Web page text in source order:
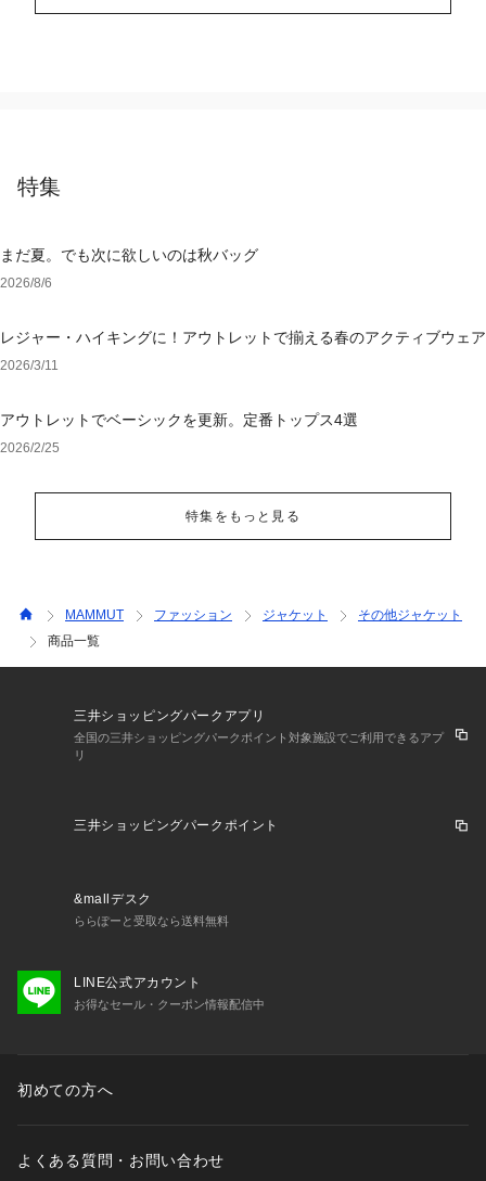
特集
まだ夏。でも次に欲しいのは秋バッグ
2026/8/6
レジャー・ハイキングに！アウトレットで揃える春のアクティブウェア
2026/3/11
アウトレットでベーシックを更新。定番トップス4選
2026/2/25
特集をもっと見る
MAMMUT ファッション ジャケット
その他ジャケット
商品一覧
三井ショッピングパークアプリ
全国の三井ショッピングパークポイント対象施設でご利用できるアプ
リ
三井ショッピングパークポイント
&mallデスク
ららぽーと受取なら送料無料
LINE公式アカウント
お得なセール・クーポン情報配信中
初めての方へ
よくある質問・お問い合わせ